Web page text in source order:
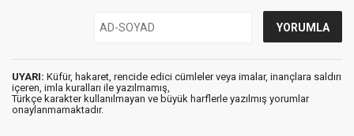
UYARI: Küfür, hakaret, rencide edici cümleler veya imalar, inançlara saldırı
içeren, imla kuralları ile yazılmamış,
Türkçe karakter kullanılmayan ve büyük harflerle yazılmış yorumlar
onaylanmamaktadır.